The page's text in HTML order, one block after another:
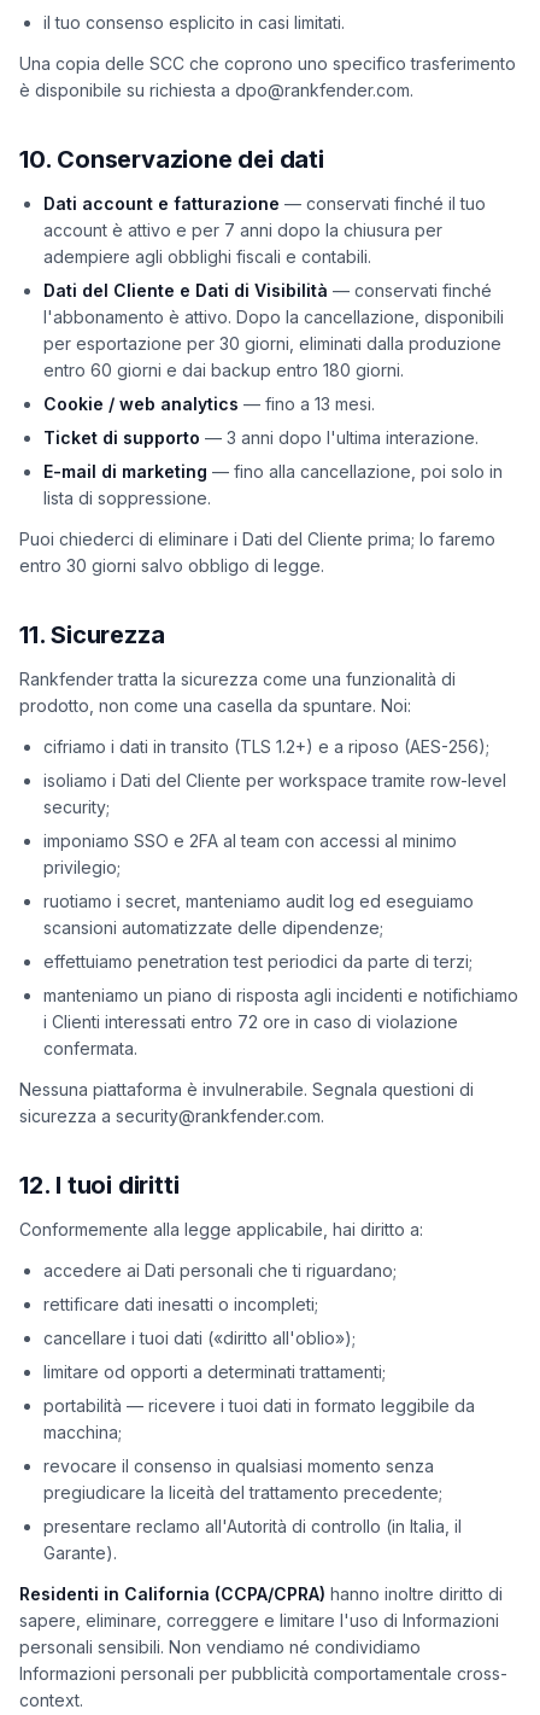
il tuo consenso esplicito in casi limitati.
Una copia delle SCC che coprono uno specifico trasferimento
è disponibile su richiesta a dpo@rankfender.com.
10. Conservazione dei dati
Dati account e fatturazione — conservati finché il tuo
account è attivo e per 7 anni dopo la chiusura per
adempiere agli obblighi fiscali e contabili.
Dati del Cliente e Dati di Visibilità — conservati finché
l'abbonamento è attivo. Dopo la cancellazione, disponibili
per esportazione per 30 giorni, eliminati dalla produzione
entro 60 giorni e dai backup entro 180 giorni.
Cookie / web analytics — fino a 13 mesi.
Ticket di supporto — 3 anni dopo l'ultima interazione.
E-mail di marketing — fino alla cancellazione, poi solo in
lista di soppressione.
Puoi chiederci di eliminare i Dati del Cliente prima; lo faremo
entro 30 giorni salvo obbligo di legge.
11. Sicurezza
Rankfender tratta la sicurezza come una funzionalità di
prodotto, non come una casella da spuntare. Noi:
cifriamo i dati in transito (TLS 1.2+) e a riposo (AES-256);
isoliamo i Dati del Cliente per workspace tramite row-level
security;
imponiamo SSO e 2FA al team con accessi al minimo
privilegio;
ruotiamo i secret, manteniamo audit log ed eseguiamo
scansioni automatizzate delle dipendenze;
effettuiamo penetration test periodici da parte di terzi;
manteniamo un piano di risposta agli incidenti e notifichiamo
i Clienti interessati entro 72 ore in caso di violazione
confermata.
Nessuna piattaforma è invulnerabile. Segnala questioni di
sicurezza a security@rankfender.com.
12. I tuoi diritti
Conformemente alla legge applicabile, hai diritto a:
accedere ai Dati personali che ti riguardano;
rettificare dati inesatti o incompleti;
cancellare i tuoi dati («diritto all'oblio»);
limitare od opporti a determinati trattamenti;
portabilità — ricevere i tuoi dati in formato leggibile da
macchina;
revocare il consenso in qualsiasi momento senza
pregiudicare la liceità del trattamento precedente;
presentare reclamo all'Autorità di controllo (in Italia, il
Garante).
Residenti in California (CCPA/CPRA) hanno inoltre diritto di
sapere, eliminare, correggere e limitare l'uso di Informazioni
personali sensibili. Non vendiamo né condividiamo
Informazioni personali per pubblicità comportamentale cross-
context.